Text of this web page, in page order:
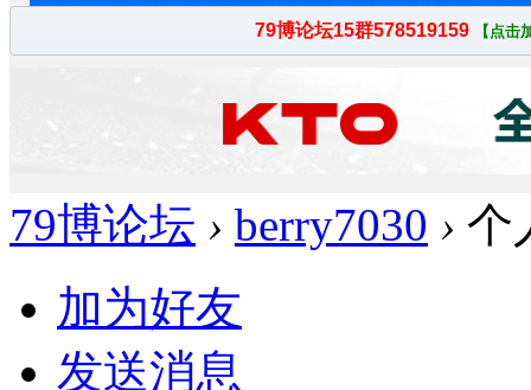
79博论坛 › berry7030 › 个
加为好友
发送消息